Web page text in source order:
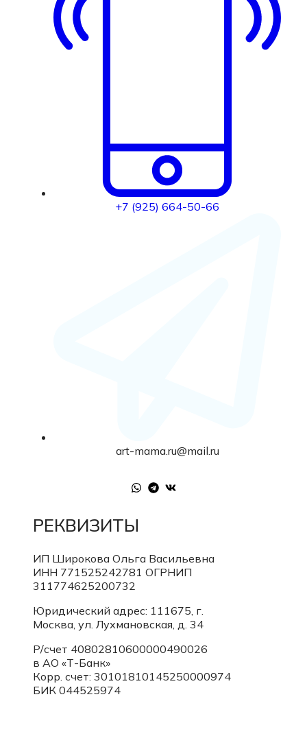
+7 (925) 664-50-66
art-mama.ru@mail.ru
РЕКВИЗИТЫ
ИП Широкова Ольга Васильевна
ИНН 771525242781 ОГРНИП
311774625200732
Юридический адрес: 111675, г.
Москва, ул. Лухмановская, д. 34
Р/счет 40802810600000490026
в АО «Т-Банк»
Корр. счет: 30101810145250000974
БИК 044525974